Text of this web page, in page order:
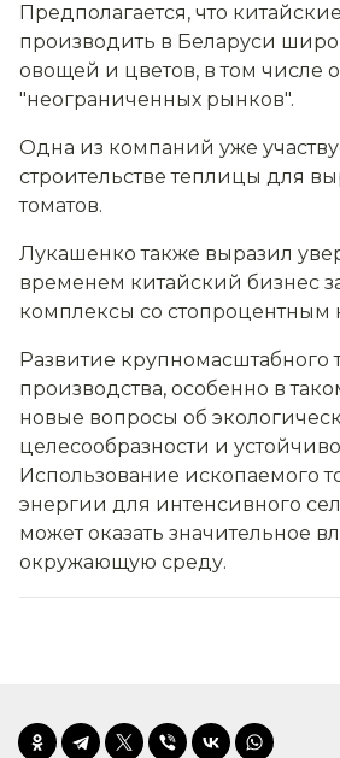
Предполагается, что
производить в Беларуси
овощей и цветов, в том числе
"неограниченных рынков".
Одна из компаний уже
строительстве теплицы для
томатов.
Лукашенко также выразил
временем китайский бизнес
комплексы со стопроцентным
Развитие крупномасштабного
производства, особенно в
новые вопросы об
целесообразности и
Использование ископаемого
энергии для интенсивного
может оказать значительное
окружающую среду.